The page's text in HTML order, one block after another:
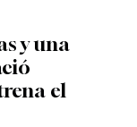
y una
el